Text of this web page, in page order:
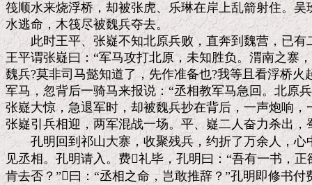
筏顺水来烧浮桥，却被张虎、乐琳在岸上乱箭射住。
水逃命，木筏尽被魏兵夺去。
此时王平、张嶷不知北原兵败，直奔到魏营，已有
王平谓张嶷曰：“军马攻打北原，未知胜负。渭南之寨
魏兵?莫非司马懿知道了，先作准备也?我等且看浮桥火
军马，忽背后一骑马来报说：“丞相教军马急回。北原
张嶷大惊，急退军时，却被魏兵抄在背后，一声炮响
张嶷引兵相迎，两军混战一场。平、嶷二人奋力杀出，
孔明回到祁山大寨，收聚残兵，约折了万余人，心
见丞相。孔明请入。费礼毕，孔明曰：“吾有一书，
肯去否？”曰：“丞相之命，岂敢推辞？”孔明即修书